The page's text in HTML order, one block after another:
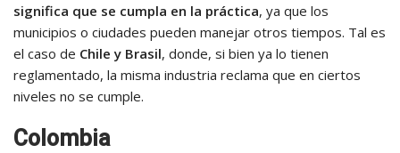
significa que se cumpla en la práctica, ya que los
municipios o ciudades pueden manejar otros tiempos. Tal es
el caso de Chile y Brasil, donde, si bien ya lo tienen
reglamentado, la misma industria reclama que en ciertos
niveles no se cumple.
Colombia